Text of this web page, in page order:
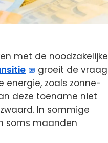
met de noodzakelijke
groeit de vraag
zoals zonne-
deze toename niet
In sommige
soms maanden